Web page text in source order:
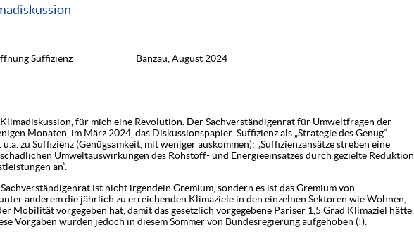
2021 (24.09.2021)
Solidarität (16.12.2020)
(25.09.2020)
(15.06.2020)
Banzau, August 2024
für mich eine Revolution. Der Sachverständigenrat für Umweltfragen der
Monaten, im März 2024, das Diskussionspapier Suffizienz als „Strategie des Genug“
zu Suffizienz (Genügsamkeit, mit weniger auskommen): „Suffizienzansätze streben eine
Umweltauswirkungen des Rohstoff- und Energieeinsatzes durch gezielte Reduktion
an“.
ist nicht irgendein Gremium, sondern es ist das Gremium von
anderem die jährlich zu erreichenden Klimaziele in den einzelnen Sektoren wie Wohnen,
Mobilität vorgegeben hat, damit das gesetzlich vorgegebene Pariser 1,5 Grad Klimaziel hätte
Vorgaben wurden jedoch in diesem Sommer von Bundesregierung aufgehoben (!).